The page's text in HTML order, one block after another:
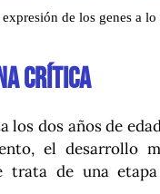
de los genes a
crítica
los dos años de
el desarrollo
trata de una